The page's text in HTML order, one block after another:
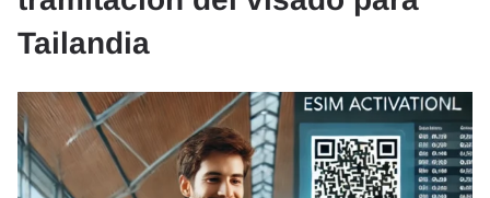
Tailandia